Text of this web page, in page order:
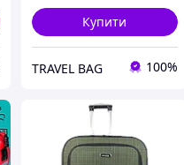
Купити
TRAVEL BAG 100%